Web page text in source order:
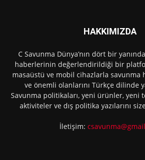
HAKKIMIZDA
C Savunma Dünya’nın dört bir
haberlerinin değerlendirildiği bir
masaüstü ve mobil cihazlarla savunma
ve önemli olanlarını Türkçe dilinde
Savunma politikaları, yeni ürünler, yeni
aktiviteler ve dış politika yazılarını
İletişim: